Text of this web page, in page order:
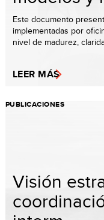
Este documento
implementadas por
nivel de madurez,
LEER MÁS
PUBLICACIONES
Visión